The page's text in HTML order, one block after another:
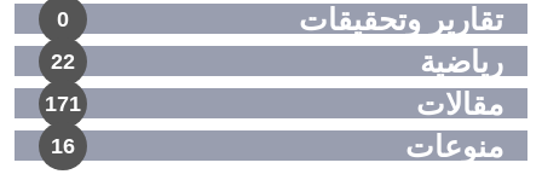
تقارير وتحقيقات 0
رياضية 22
مقالات 171
منوعات 16